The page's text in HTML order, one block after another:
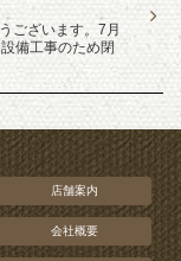
ございます。7月
備工事のため閉
店舗案内
会社概要